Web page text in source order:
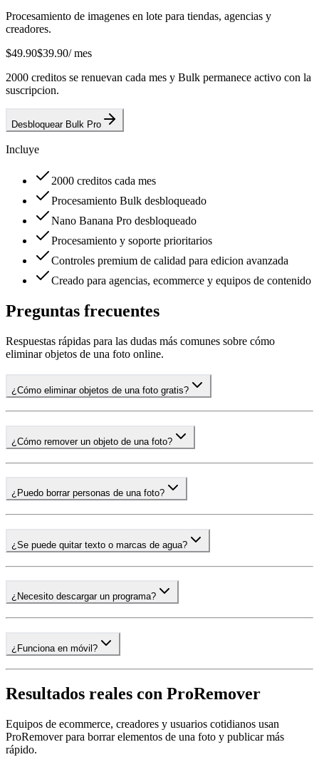
Procesamiento de imagenes en lote para tiendas, agencias y
creadores.
$49.90$39.90/ mes
2000 creditos se renuevan cada mes y Bulk permanece activo con la
suscripcion.
Desbloquear Bulk Pro
Incluye
2000 creditos cada mes
Procesamiento Bulk desbloqueado
Nano Banana Pro desbloqueado
Procesamiento y soporte prioritarios
Controles premium de calidad para edicion avanzada
Creado para agencias, ecommerce y equipos de contenido
Preguntas frecuentes
Respuestas rápidas para las dudas más comunes sobre cómo
eliminar objetos de una foto online.
¿Cómo eliminar objetos de una foto gratis?
¿Cómo remover un objeto de una foto?
¿Puedo borrar personas de una foto?
¿Se puede quitar texto o marcas de agua?
¿Necesito descargar un programa?
¿Funciona en móvil?
Resultados reales con ProRemover
Equipos de ecommerce, creadores y usuarios cotidianos usan
ProRemover para borrar elementos de una foto y publicar más
rápido.